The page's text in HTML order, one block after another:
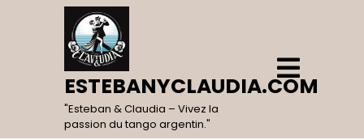
ESTEBANYCLAUDIA.COM
"Esteban & Claudia – Vivez la
passion du tango argentin."
Open
Menu